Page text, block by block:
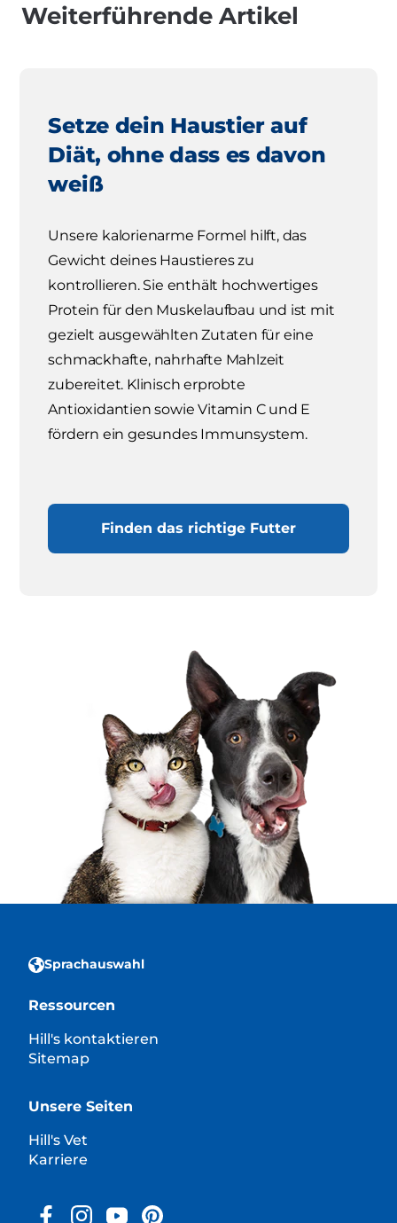
Weiterführende Artikel
Setze dein Haustier auf
Diät, ohne dass es davon
weiß
Unsere kalorienarme Formel hilft, das
Gewicht deines Haustieres zu
kontrollieren. Sie enthält hochwertiges
Protein für den Muskelaufbau und ist mit
gezielt ausgewählten Zutaten für eine
schmackhafte, nahrhafte Mahlzeit
zubereitet. Klinisch erprobte
Antioxidantien sowie Vitamin C und E
fördern ein gesundes Immunsystem.
Finden das richtige Futter
Sprachauswahl
Ressourcen
Hill's kontaktieren
Sitemap
Unsere Seiten
Hill's Vet
Karriere